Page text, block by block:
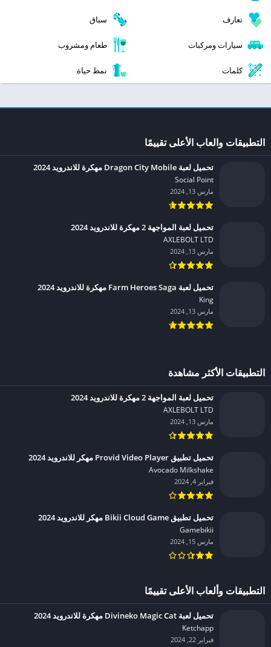
تعارف سباق
سيارات ومركبات طعام ومشروب
كلمات نمط حياة
التطبيقات والعاب الأعلى تقييمًا
تحميل لعبة Dragon City Mobile مهكرة للاندرويد 2024
Social Point‏
مارس 13, 2024
تحميل لعبة المواجهة 2 مهكرة للاندرويد 2024
AXLEBOLT LTD‏
مارس 13, 2024
تحميل لعبة Farm Heroes Saga مهكرة للاندرويد 2024
King‏
مارس 13, 2024
التطبيقات الأكثر مشاهدة
تحميل لعبة المواجهة 2 مهكرة للاندرويد 2024
AXLEBOLT LTD‏
مارس 13, 2024
تحميل تطبيق Provid Video Player مهكر للاندرويد 2024
Avocado Milkshake‏
فبراير 4, 2024
تحميل تطبيق Bikii Cloud Game مهكر للاندرويد 2024
Gamebikii‏
مارس 15, 2024
التطبيقات وألعاب الأعلى تقييمًا
تحميل لعبة Divineko Magic Cat مهكرة للاندرويد 2024
Ketchapp‏
فبراير 22, 2024